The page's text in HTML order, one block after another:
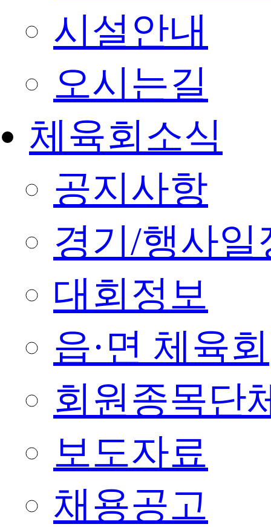
시설안내
오시는길
체육회소식
공지사항
경기/행사일
대회정보
읍·면 체육회
회원종목단
보도자료
채용공고